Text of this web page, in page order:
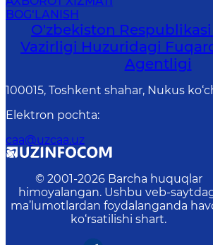
BOG‘LANISH
O'zbekiston
Vazirligi Huzuridagi
Agentligi
100015, Toshkent shahar, Nukus
Elektron pochta:
caa@uzcaa.uz
© 2001-2026 Barcha huquqlar
himoyalangan. Ushbu veb-
ma’lumotlardan foydalanganda
ko‘rsatilishi shart.